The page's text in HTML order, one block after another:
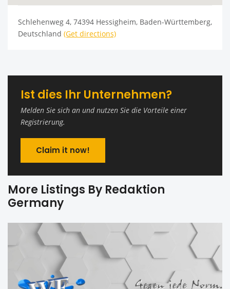
Schlehenweg 4, 74394 Hessigheim, Baden-Württemberg,
Deutschland (Get directions)
Ist dies Ihr Unternehmen?
Melden Sie sich an und nutzen Sie die Vorteile einer
Registrierung.
Claim it now!
More Listings By Redaktion
Germany